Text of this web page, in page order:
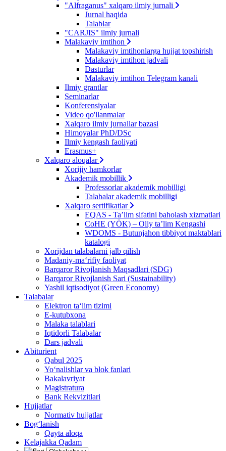
"Alfraganus" xalqaro ilmiy jurnali
Jurnal haqida
Talablar
"CARJIS" ilmiy jurnali
Malakaviy imtihon
Malakaviy imtihonlarga hujjat topshirish
Malakaviy imtihon jadvali
Dasturlar
Malakaviy imtihon Telegram kanali
Ilmiy grantlar
Seminarlar
Konferensiyalar
Video qo'llanmalar
Xalqaro ilmiy jurnallar bazasi
Himoyalar PhD/DSc
Ilmiy kengash faoliyati
Erasmus+
Xalqaro aloqalar
Xorijiy hamkorlar
Akademik mobillik
Professorlar akademik mobilligi
Talabalar akademik mobilligi
Xalqaro sertifikatlar
EQAS - Ta’lim sifatini baholash xizmatlari
CoHE (YÖK) – Oliy ta’lim Kengashi
WDOMS - Butunjahon tibbiyot maktablari
katalogi
Xorijdan talabalarni jalb qilish
Madaniy-ma‘rifiy faoliyat
Barqaror Rivojlanish Maqsadlari (SDG)
Barqaror Rivojlanish Sari (Sustainability)
Yashil iqtisodiyot (Green Economy)
Talabalar
Elektron ta‘lim tizimi
E-kutubxona
Malaka talablari
Iqtidorli Talabalar
Dars jadvali
Abiturient
Qabul 2025
Yo‘nalishlar va blok fanlari
Bakalavriyat
Magistratura
Bank Rekvizitlari
Hujjatlar
Normativ hujjatlar
Bog‘lanish
Qayta aloqa
Kelajakka Qadam